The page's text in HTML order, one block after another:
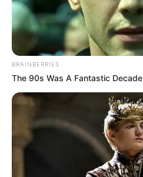
BRAINBERRIES
The 90s Was A Fantastic